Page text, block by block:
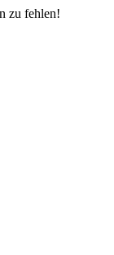
zu fehlen!